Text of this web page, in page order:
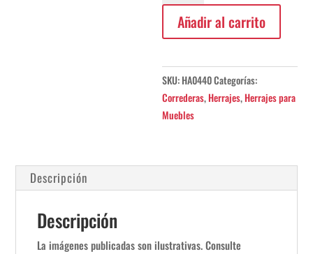
Bolillas
600mm
Zinc
Hafele
cantidad
Añadir al carrito
SKU:HA0440Categorías:
Correderas,Herrajes,Herrajes para
Muebles
Descripción
Descripción
La imágenes publicadas son ilustrativas. Consulte